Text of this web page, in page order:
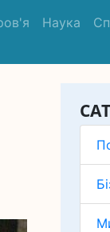
Наука